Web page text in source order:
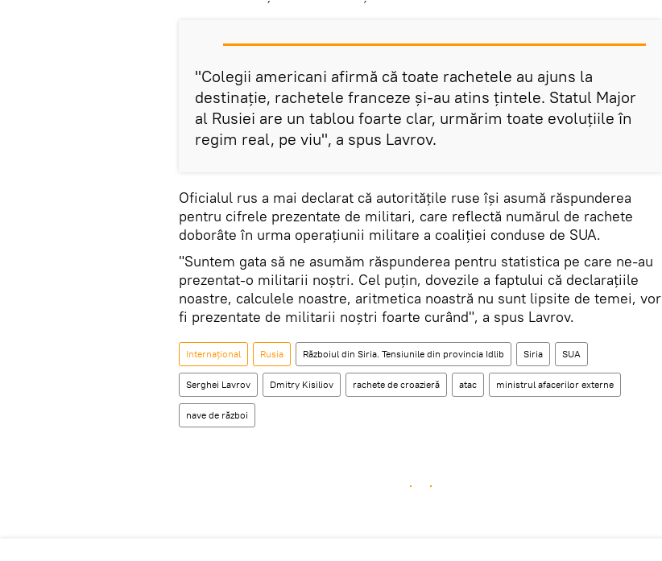
"Colegii americani afirmă că toate rachetele au ajuns la
destinație, rachetele franceze și-au atins țintele. Statul Major
al Rusiei are un tablou foarte clar, urmărim toate evoluțiile în
regim real, pe viu", a spus Lavrov.
Oficialul rus a mai declarat că autoritățile ruse își asumă răspunderea
pentru cifrele prezentate de militari, care reflectă numărul de rachete
doborâte în urma operațiunii militare a coaliției conduse de SUA.
"Suntem gata să ne asumăm răspunderea pentru statistica pe care ne-au
prezentat-o militarii noștri. Cel puțin, dovezile a faptului că declarațiile
noastre, calculele noastre, aritmetica noastră nu sunt lipsite de temei, vor
fi prezentate de militarii noștri foarte curând", a spus Lavrov.
Internaţional Rusia Războiul din Siria. Tensiunile din provincia Idlib Siria SUA
Serghei Lavrov Dmitry Kisiliov rachete de croazieră atac ministrul afacerilor externe
nave de război